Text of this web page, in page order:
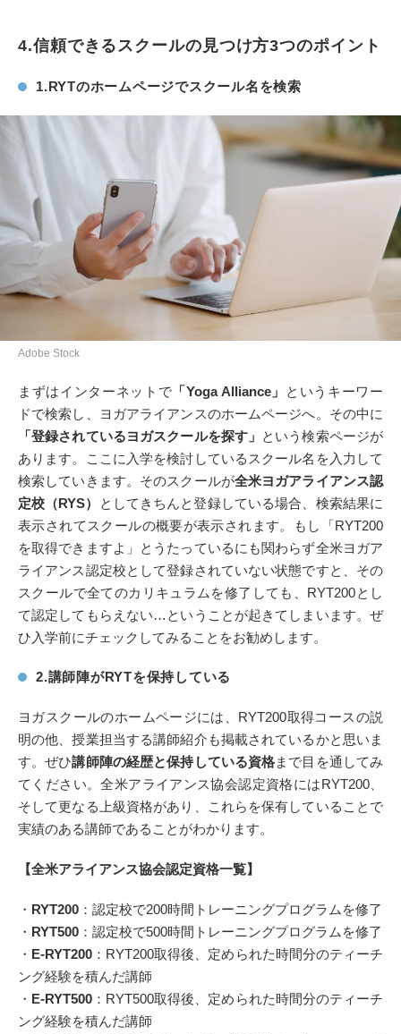
4.信頼できるスクールの見つけ方3つのポイント
1.RYTのホームページでスクール名を検索
Adobe Stock
まずはインターネットで 「Yoga Alliance」
というキーワー
ドで検索し、ヨガアライアンスのホームページへ。その中に
「登録されているヨガスクールを探す」 という検索ページが
あります。ここに入学を検討しているスクール名を入力して
検索していきます。そのスクールが全米ヨガアライアンス認
定校（RYS）
としてきちんと登録している場合、検索結果に
表示されてスクールの概要が表示されます。もし「RYT200
を取得できますよ」とうたっているにも関わらず全米ヨガア
ライアンス認定校として登録されていない状態ですと、その
スクールで全てのカリキュラムを修了しても、RYT200とし
て認定してもらえない…ということが起きてしまいます。ぜ
ひ入学前にチェックしてみることをお勧めします。
2.講師陣がRYTを保持している
ヨガスクールのホームページには、RYT200取得コースの説
明の他、授業担当する講師紹介も掲載されているかと思いま
す。ぜひ講師陣の経歴と保持している資格まで目を通してみ
てください。全米アライアンス協会認定資格にはRYT200、
そして更なる上級資格があり、これらを保有していることで
実績のある講師であることがわかります。
【全米アライアンス協会認定資格一覧】
・ RYT200 ：認定校で200時間トレーニングプログラムを修了
・ RYT500 ：認定校で500時間トレーニングプログラムを修了
・ E-RYT200 ：RYT200取得後、定められた時間分のティーチ
ング経験を積んだ講師
・ E-RYT500 ：RYT500取得後、定められた時間分のティーチ
ング経験を積んだ講師